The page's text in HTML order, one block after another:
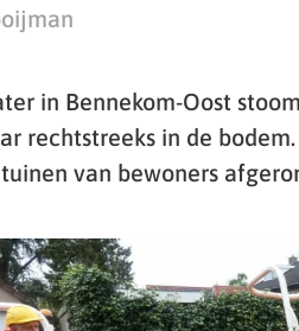
in Bennekom-Oost
rechtstreeks in de
van bewoners